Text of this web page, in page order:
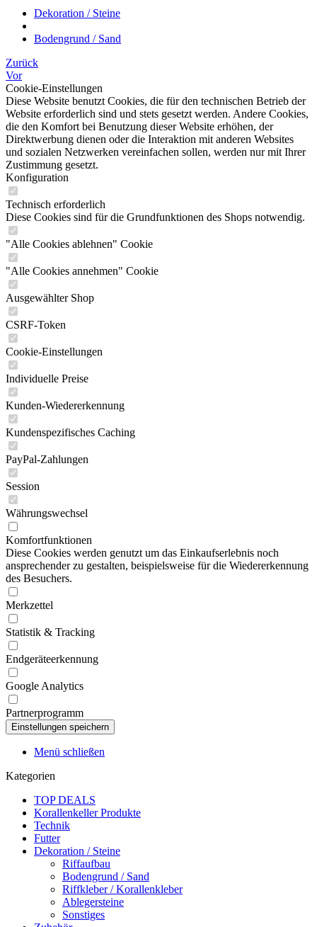
Dekoration / Steine
Bodengrund / Sand
Zurück
Vor
Cookie-Einstellungen
Diese Website benutzt Cookies, die für den technischen Betrieb der
Website erforderlich sind und stets gesetzt werden. Andere Cookies,
die den Komfort bei Benutzung dieser Website erhöhen, der
Direktwerbung dienen oder die Interaktion mit anderen Websites
und sozialen Netzwerken vereinfachen sollen, werden nur mit Ihrer
Zustimmung gesetzt.
Konfiguration
Technisch erforderlich
Diese Cookies sind für die Grundfunktionen des Shops notwendig.
"Alle Cookies ablehnen" Cookie
"Alle Cookies annehmen" Cookie
Ausgewählter Shop
CSRF-Token
Cookie-Einstellungen
Individuelle Preise
Kunden-Wiedererkennung
Kundenspezifisches Caching
PayPal-Zahlungen
Session
Währungswechsel
Komfortfunktionen
Diese Cookies werden genutzt um das Einkaufserlebnis noch
ansprechender zu gestalten, beispielsweise für die Wiedererkennung
des Besuchers.
Merkzettel
Statistik & Tracking
Endgeräteerkennung
Google Analytics
Partnerprogramm
Menü schließen
Kategorien
TOP DEALS
Korallenkeller Produkte
Technik
Futter
Dekoration / Steine
Riffaufbau
Bodengrund / Sand
Riffkleber / Korallenkleber
Ablegersteine
Sonstiges